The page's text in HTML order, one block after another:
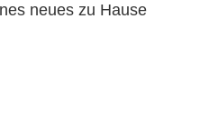
neues zu Hause